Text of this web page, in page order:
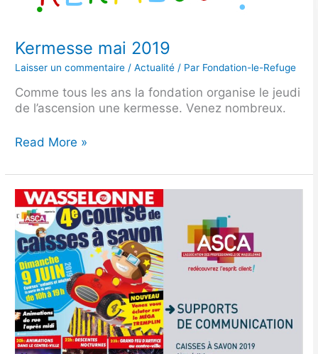
Kermesse mai 2019
Laisser un commentaire /Actualité / Par Fondation-le-Refuge
Comme tous les ans la fondation organise le jeudi
de l’ascension une kermesse. Venez nombreux.
Read More »
Course
de
caisse
à
savons